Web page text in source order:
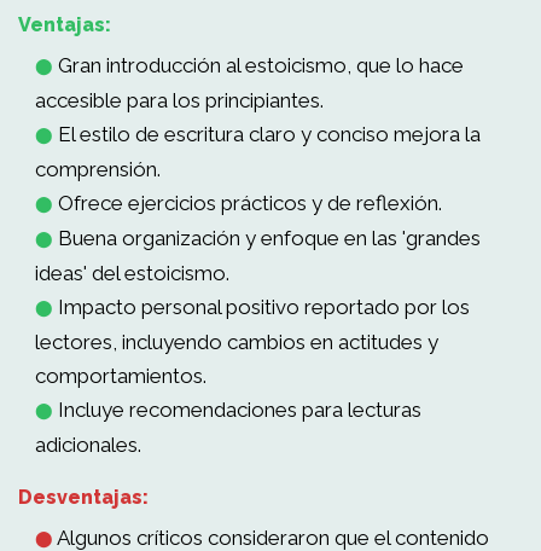
Ventajas:
⬤ Gran introducción al estoicismo, que lo hace
accesible para los principiantes.
⬤ El estilo de escritura claro y conciso mejora la
comprensión.
⬤ Ofrece ejercicios prácticos y de reflexión.
⬤ Buena organización y enfoque en las 'grandes
ideas' del estoicismo.
⬤ Impacto personal positivo reportado por los
lectores, incluyendo cambios en actitudes y
comportamientos.
⬤ Incluye recomendaciones para lecturas
adicionales.
Desventajas:
⬤ Algunos críticos consideraron que el contenido